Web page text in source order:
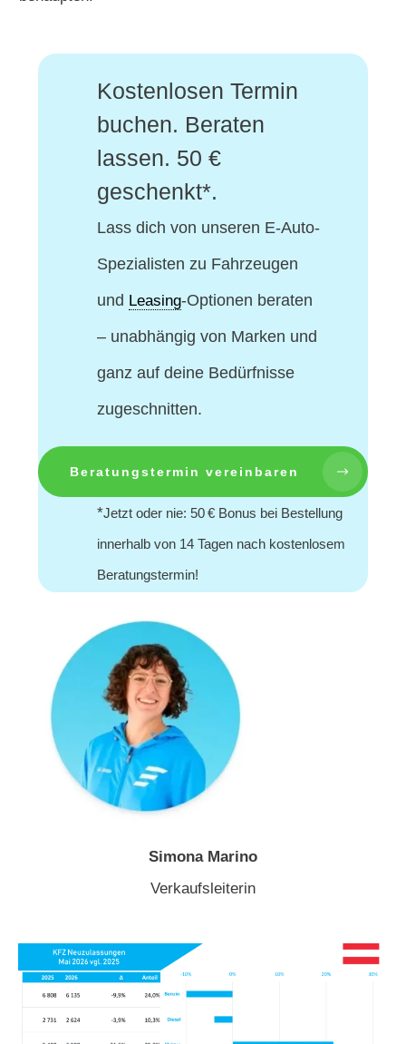
Kostenlosen Termin
buchen. Beraten
lassen. 50 €
geschenkt*.
Lass dich von unseren E-Auto-
Spezialisten zu Fahrzeugen
und Leasing-Optionen beraten
– unabhängig von Marken und
ganz auf deine Bedürfnisse
zugeschnitten.
Beratungstermin vereinbaren
*Jetzt oder nie: 50 € Bonus bei Bestellung
innerhalb von 14 Tagen nach kostenlosem
Beratungstermin!
Simona Marino
Verkaufsleiterin